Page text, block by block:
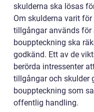
skulderna ska lösas
Om skulderna varit
tillgångar används för
bouppteckning ska
godkänd. Ett av de
berörda intressenter
tillgångar och skulder
bouppteckning som
offentlig handling.